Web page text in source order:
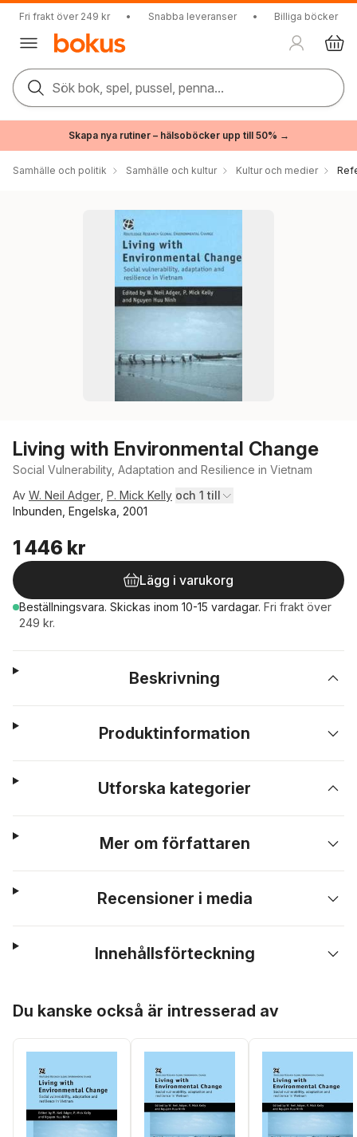
Fri frakt över 249 kr • Snabba leveranser • Billiga böcker
Sök bok, spel, pussel, penna...
Skapa nya rutiner – hälsoböcker upp till 50% →
Samhälle och politik Samhälle och kultur Kultur och medier
Living with Environmental Change
Social Vulnerability, Adaptation and Resilience in Vietnam
Av W. Neil Adger P. Mick Kelly och 1 till
Inbunden, Engelska, 2001
1 446 kr
Lägg i varukorg
Beställningsvara. Skickas inom 10-15 vardagar. Fri frakt över
249 kr.
Beskrivning
Produktinformation
Utforska kategorier
Mer om författaren
Recensioner i media
Innehållsförteckning
Du kanske också är intresserad av